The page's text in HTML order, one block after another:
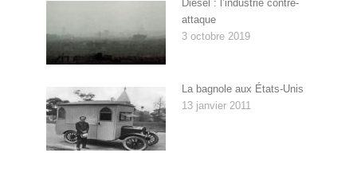
Diesel : l’industrie contre-
attaque
3 octobre 2019
La bagnole aux États-Unis
13 janvier 2011